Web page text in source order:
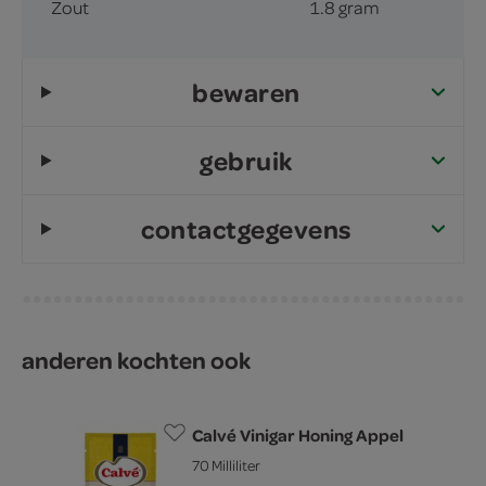
Zout 1.8 gram
bewaren
gebruik
contactgegevens
anderen kochten ook
Calvé Vinigar Honing Appel
70 Milliliter